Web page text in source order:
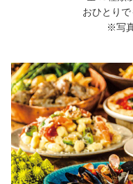
おひとりで
※写